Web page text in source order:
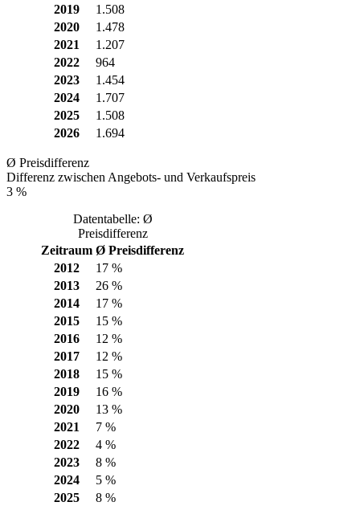
2019
1.508
2020
1.478
2021
1.207
2022
964
2023
1.454
2024
1.707
2025
1.508
2026
1.694
Ø Preisdifferenz
Differenz zwischen Angebots- und Verkaufspreis
3 %
Datentabelle: Ø
Preisdifferenz
Zeitraum Ø Preisdifferenz
2012
17 %
2013
26 %
2014
17 %
2015
15 %
2016
12 %
2017
12 %
2018
15 %
2019
16 %
2020
13 %
2021
7 %
2022
4 %
2023
8 %
2024
5 %
2025
8 %